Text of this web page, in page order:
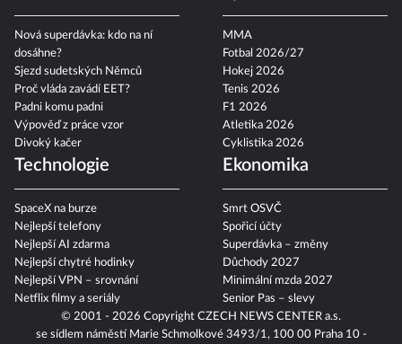
© 2001 - 2026 Copyright CZECH NEWS CENTER a.s.
se sídlem náměstí Marie Schmolkové 3493/1, 100 00 Praha 10 -
Nová superdávka: kdo na ní
dosáhne?
Sjezd sudetských Němců
Proč vláda zavádí EET?
Padni komu padni
Výpověď z práce vzor
Divoký kačer
MMA
Fotbal 2026/27
Hokej 2026
Tenis 2026
F1 2026
Atletika 2026
Cyklistika 2026
Technologie
SpaceX na burze
Nejlepší telefony
Nejlepší AI zdarma
Nejlepší chytré hodinky
Nejlepší VPN – srovnání
Netflix filmy a seriály
Ekonomika
Smrt OSVČ
Spořicí účty
Superdávka – změny
Důchody 2027
Minimální mzda 2027
Senior Pas – slevy